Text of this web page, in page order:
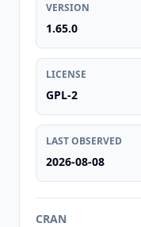
VERSION
1.65.0
LICENSE
GPL-2
LAST OBSERVED
2026-08-08
CRAN